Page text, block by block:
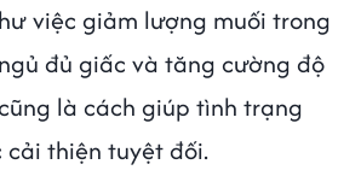
việc giảm lượng muối trong
đủ giấc và tăng cường độ
là cách giúp tình trạng
thiện tuyệt đối.